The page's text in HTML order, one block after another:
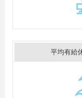
平均有給